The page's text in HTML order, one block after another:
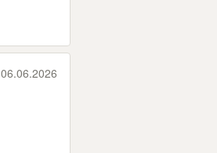
06.06.2026